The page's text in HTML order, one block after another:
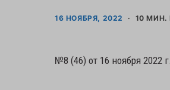
16 НОЯБРЯ, 2022 10 МИН.
№8 (46) от 16 ноября 2022 г.